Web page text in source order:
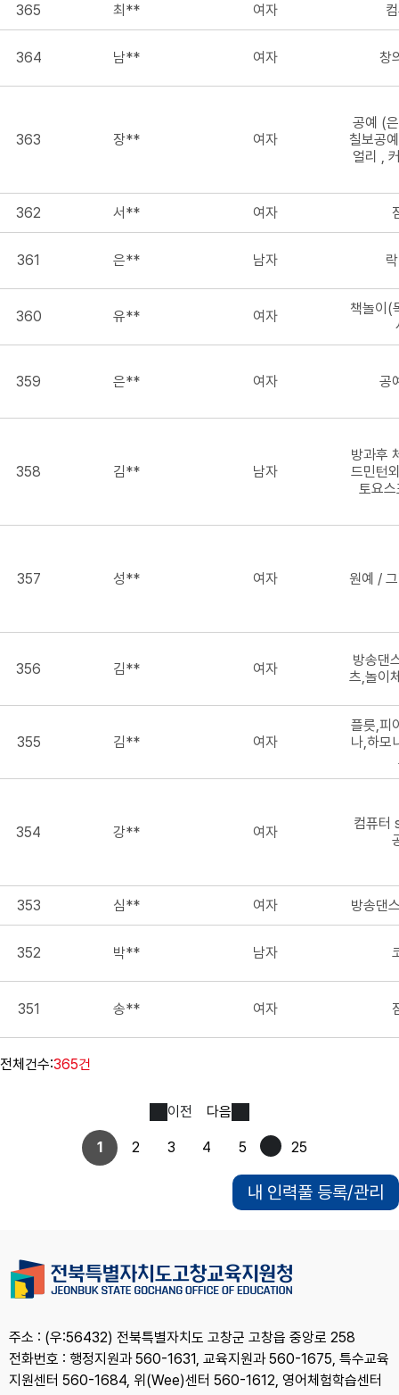
365 최** 여자
364 남** 여자 창
363 장** 여자
공예 (
칠보공
얼리 ,
362 서** 여자
361 은** 남자
360 유** 여자
책놀이(
359 은** 여자 공
358 김** 남자
방과후
드민턴
토요
357 성** 여자 원예 /
356 김** 여자
방송댄
츠,놀이
355 김** 여자
플릇,피
나,하모
354 강** 여자
컴퓨터
353 심** 여자 방송댄
352 박** 남자
351 송** 여자
전체건수:365건
이전
1 2 3 4 5 25
다음
내 인력풀 등록/관리
주소 : (우:56432) 전북특별자치도 고창군 고창읍 중앙로 258
전화번호 : 행정지원과 560-1631, 교육지원과 560-1675, 특수교육
지원센터 560-1684, 위(Wee)센터 560-1612, 영어체험학습센터